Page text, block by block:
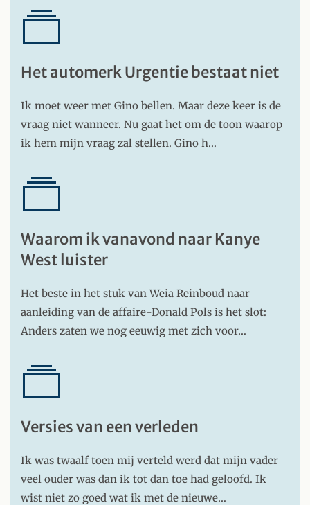
Het automerk Urgentie bestaat niet
Ik moet weer met Gino bellen. Maar deze keer is de
vraag niet wanneer. Nu gaat het om de toon waarop
ik hem mijn vraag zal stellen. Gino h…
Waarom ik vanavond naar Kanye
West luister
Het beste in het stuk van Weia Reinboud naar
aanleiding van de affaire-Donald Pols is het slot:
Anders zaten we nog eeuwig met zich voor…
Versies van een verleden
Ik was twaalf toen mij verteld werd dat mijn vader
veel ouder was dan ik tot dan toe had geloofd. Ik
wist niet zo goed wat ik met de nieuwe…